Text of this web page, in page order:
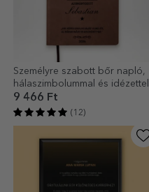
Személyre szabott bőr napló,
hálaszimbolummal és idézettel
9 466 Ft
(12)